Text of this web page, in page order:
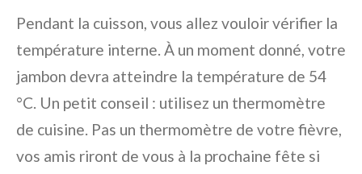
Pendant la cuisson, vous allez vouloir vérifier la
température interne. À un moment donné, votre
jambon devra atteindre la température de 54
°C. Un petit conseil : utilisez un thermomètre
de cuisine. Pas un thermomètre de votre fièvre,
vos amis riront de vous à la prochaine fête si